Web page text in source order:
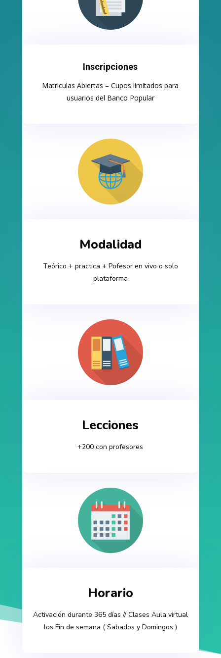
Inscripciones
Matriculas Abiertas – Cupos limitados para
usuarios del Banco Popular
Modalidad
Teórico + practica + Pofesor en vivo o solo
plataforma
Lecciones
+200 con profesores
Horario
Activación durante 365 días // Clases Aula virtual
los Fin de semana ( Sabados y Domingos )